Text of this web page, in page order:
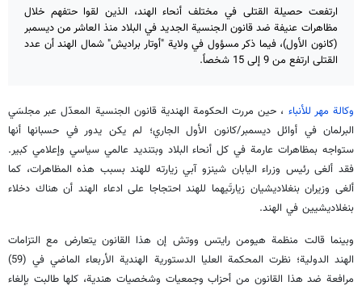
ارتفعت حصيلة القتلى في مختلف أنحاء الهند، الذين لقوا حتفهم خلال
مظاهرات عنيفة ضد قانون الجنسية الجديد في البلاد منذ العاشر من ديسمبر
(كانون الأول)، فيما ذكر مسؤول في ولاية "أوتار براديش" شمال الهند أن عدد
القتلى ارتفع من 9 إلى 15 شخصاً.
وكالة مهر للأنباء ، حين مررت الحكومة الهندية قانون الجنسية المعدّل عبر مجلسَي
البرلمان في أوائل ديسمبر/كانون الأول الجاري؛ لم يكن يدور في حسبانها أنها
ستواجه بمظاهرات عارمة في كل أنحاء البلاد وبتنديد عالمي سياسي وإعلامي كبير.
فقد ألغى رئيس وزراء اليابان شينزو آبي زيارته للهند بسبب هذه المظاهرات، كما
ألغى وزيران بنغلاديشيان زيارتَيهما للهند احتجاجا على ادعاء الهند أن هناك دخلاء
بنغلاديشيين في الهند.
وبينما قالت منظمة هيومن رايتس ووتش إن هذا القانون يتعارض مع التزامات
الهند الدولية؛ نظرت المحكمة العليا الدستورية الهندية الأربعاء الماضي في (59)
مرافعة ضد هذا القانون من أحزاب وجمعيات وشخصيات هندية، كلها طالبت بإلغاء